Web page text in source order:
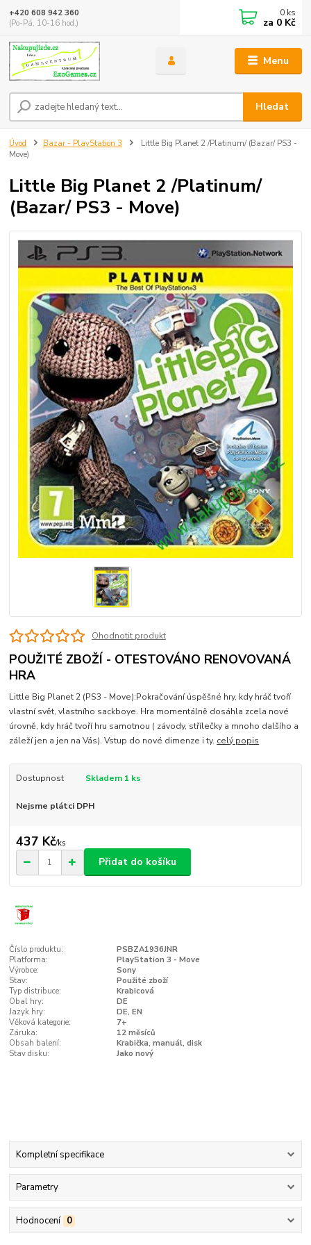
Menu
Hledat
+420 608 942 360
(Po-Pá, 10-16 hod.)
0 ks
za 0 Kč
Úvod Bazar - PlayStation 3
Little Big Planet 2 /Platinum/ (Bazar/ PS3 -
Move)
Little Big Planet 2 /Platinum/
(Bazar/ PS3 - Move)
Ohodnotit produkt
POUŽITÉ ZBOŽÍ - OTESTOVÁNO RENOVOVANÁ
HRA
Little Big Planet 2 (PS3 - Move):Pokračování úspěšné hry, kdy hráč tvoří
vlastní svět, vlastního sackboye. Hra momentálně dosáhla zcela nové
úrovně, kdy hráč tvoří hru samotnou ( závody, střílečky a mnoho dalšího a
záleží jen a jen na Vás). Vstup do nové dimenze i ty. celý popis
Dostupnost Skladem 1 ks
Nejsme plátci DPH
437 Kč/ks
Přidat do košíku
Číslo produktu:
PSBZA1936JNR
Platforma:
PlayStation 3 - Move
Výrobce:
Sony
Stav:
Použité zboží
Typ distribuce:
Krabicová
Obal hry:
DE
Jazyk hry:
DE, EN
Věková kategorie:
7+
Záruka:
12 měsíců
Obsah balení:
Krabička, manuál, disk
Stav disku:
Jako nový
Kompletní specifikace
Parametry
Hodnocení 0